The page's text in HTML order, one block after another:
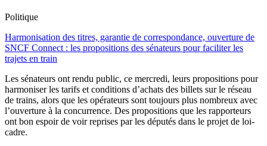
Politique
Harmonisation des titres, garantie de correspondance, ouverture de
SNCF Connect : les propositions des sénateurs pour faciliter les
trajets en train
Les sénateurs ont rendu public, ce mercredi, leurs propositions pour
harmoniser les tarifs et conditions d’achats des billets sur le réseau
de trains, alors que les opérateurs sont toujours plus nombreux avec
l’ouverture à la concurrence. Des propositions que les rapporteurs
ont bon espoir de voir reprises par les députés dans le projet de loi-
cadre.